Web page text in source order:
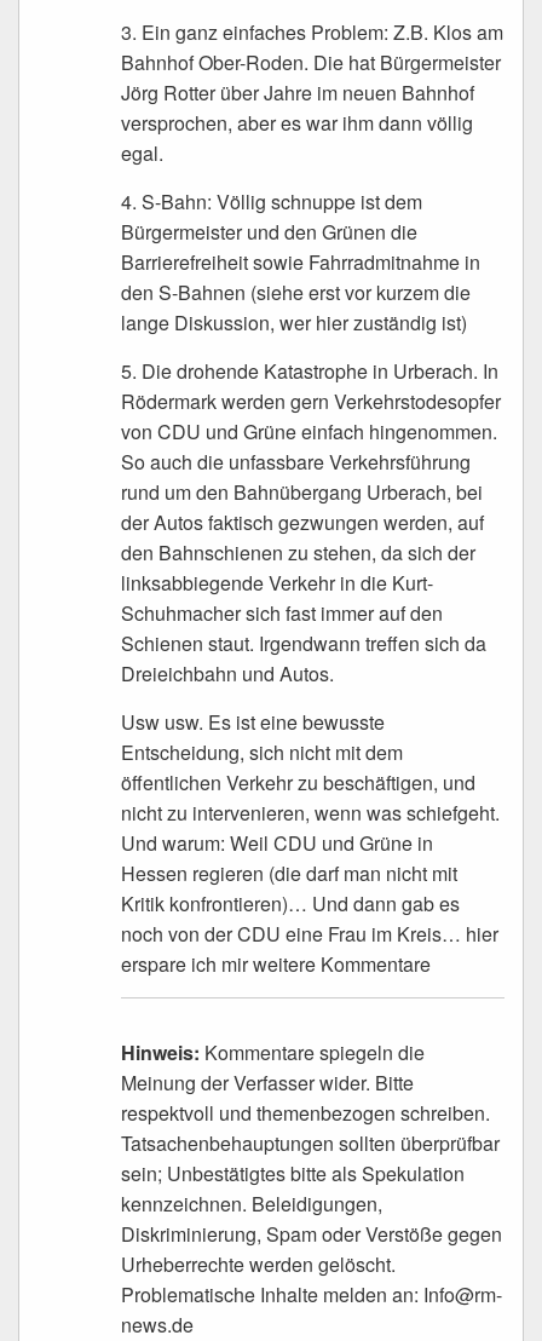
3. Ein ganz einfaches Problem: Z.B. Klos am
Bahnhof Ober-Roden. Die hat Bürgermeister
Jörg Rotter über Jahre im neuen Bahnhof
versprochen, aber es war ihm dann völlig
egal.
4. S-Bahn: Völlig schnuppe ist dem
Bürgermeister und den Grünen die
Barrierefreiheit sowie Fahrradmitnahme in
den S-Bahnen (siehe erst vor kurzem die
lange Diskussion, wer hier zuständig ist)
5. Die drohende Katastrophe in Urberach. In
Rödermark werden gern Verkehrstodesopfer
von CDU und Grüne einfach hingenommen.
So auch die unfassbare Verkehrsführung
rund um den Bahnübergang Urberach, bei
der Autos faktisch gezwungen werden, auf
den Bahnschienen zu stehen, da sich der
linksabbiegende Verkehr in die Kurt-
Schuhmacher sich fast immer auf den
Schienen staut. Irgendwann treffen sich da
Dreieichbahn und Autos.
Usw usw. Es ist eine bewusste
Entscheidung, sich nicht mit dem
öffentlichen Verkehr zu beschäftigen, und
nicht zu intervenieren, wenn was schiefgeht.
Und warum: Weil CDU und Grüne in
Hessen regieren (die darf man nicht mit
Kritik konfrontieren)… Und dann gab es
noch von der CDU eine Frau im Kreis… hier
erspare ich mir weitere Kommentare
Hinweis: Kommentare spiegeln die
Meinung der Verfasser wider. Bitte
respektvoll und themenbezogen schreiben.
Tatsachenbehauptungen sollten überprüfbar
sein; Unbestätigtes bitte als Spekulation
kennzeichnen. Beleidigungen,
Diskriminierung, Spam oder Verstöße gegen
Urheberrechte werden gelöscht.
Problematische Inhalte melden an: Info@rm-
news.de